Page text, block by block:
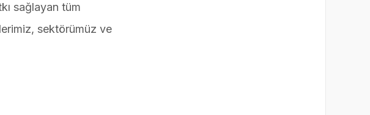
sağlayan tüm
sektörümüz ve